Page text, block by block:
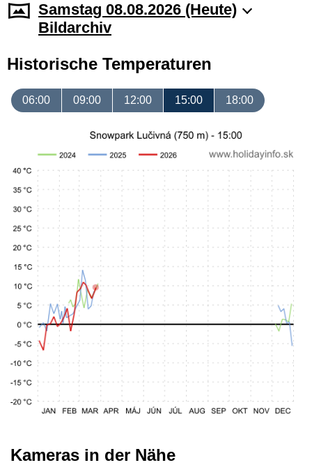
Samstag 08.08.2026 (Heute)
Bildarchiv
Historische Temperaturen
06:00 09:00 12:00 15:00 18:00
Kameras in der Nähe